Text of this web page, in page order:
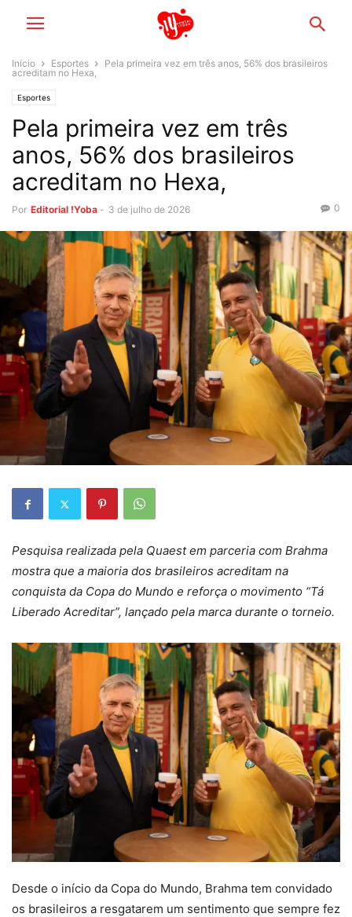
Início Esportes
Pela primeira vez em três anos, 56% dos brasileiros
acreditam no Hexa,
Esportes
Pela primeira vez em três
anos, 56% dos brasileiros
acreditam no Hexa,
Por Editorial !Yoba - 3 de julho de 2026 0
Pesquisa realizada pela Quaest em parceria com Brahma
mostra que a maioria dos brasileiros acreditam na
conquista da Copa do Mundo e reforça o movimento “Tá
Liberado Acreditar”, lançado pela marca durante o torneio.
Desde o início da Copa do Mundo, Brahma tem convidado
os brasileiros a resgatarem um sentimento que sempre fez